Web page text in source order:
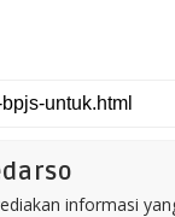
informasi